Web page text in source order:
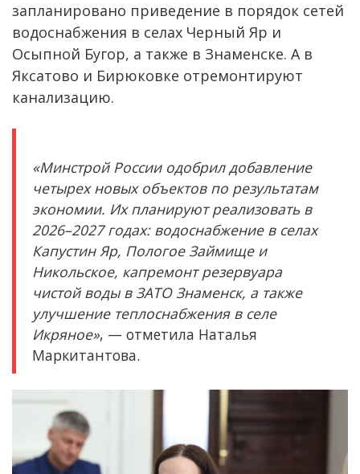
запланировано приведение в порядок сетей
водоснабжения в селах Черный Яр и
Осыпной Бугор, а также в Знаменске. А в
Яксатово и Бирюковке отремонтируют
канализацию.
«Минстрой России одобрил добавление
четырех новых объектов по результатам
экономии. Их планируют реализовать в
2026–2027 годах: водоснабжение в селах
Капустин Яр, Пологое Займище и
Никольское, капремонт резервуара
чистой воды в ЗАТО Знаменск, а также
улучшение теплоснабжения в селе
Икряное», — отметила Наталья
Маркитантова.